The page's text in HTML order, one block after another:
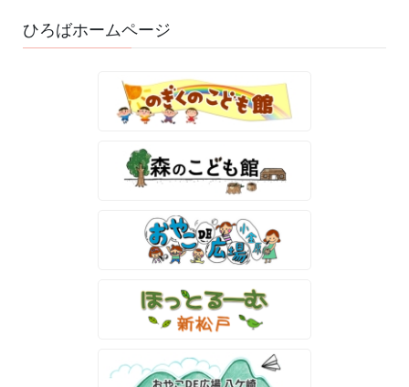
ひろばホームページ